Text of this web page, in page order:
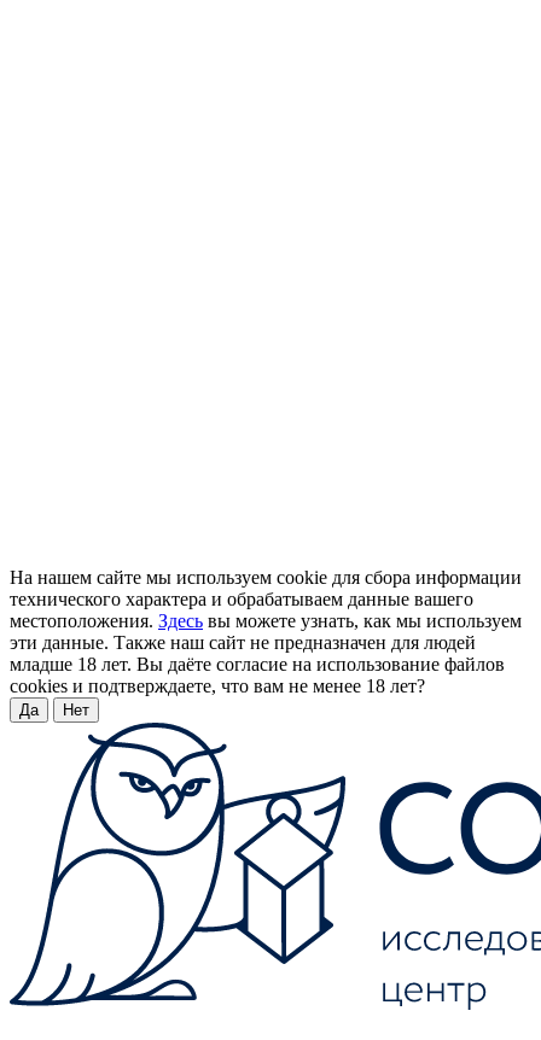
На нашем сайте мы используем cookie для сбора информации
технического характера и обрабатываем данные вашего
местоположения. Здесь вы можете узнать, как мы используем
эти данные. Также наш сайт не предназначен для людей
младше 18 лет. Вы даёте согласие на использование файлов
cookies и подтверждаете, что вам не менее 18 лет?
Да Нет